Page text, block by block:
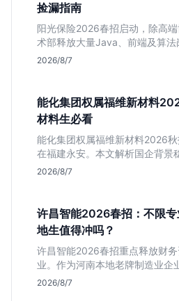
捡漏指南
阳光保险2026春招启动，除高
术部释放大量Java、前端及算法
校招门槛，分析技术岗需求与投
2026/8/7
能化集团权属福维新材料
材料生必看
能化集团权属福维新材料2026
在福建永安。本文解析国企背景
匹配度及工作地点限制，助理工
2026/8/7
许昌智能2026春招：不限
地生值得冲吗？
许昌智能2026春招重点释放财
业。作为河南本地老牌制造业企
薪机会少。适合想在本地积累工
2026/8/7